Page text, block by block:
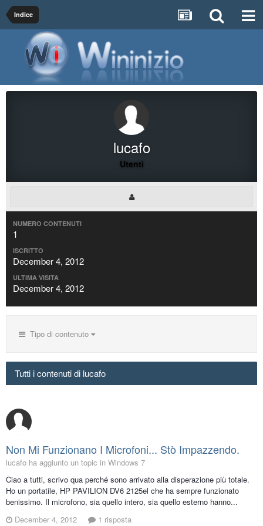
Indice
lucafo
Utenti
NUMERO CONTENUTI
1
ISCRITTO
December 4, 2012
ULTIMA VISITA
December 4, 2012
Tipo di contenuto
Tutti i contenuti di lucafo
Non Mi Funzionano I Microfoni... Stò Impazzendo.
lucafo ha aggiunto un topic in Windows 7
Ciao a tutti, scrivo qua perché sono arrivato alla disperazione più totale.
Ho un portatile, HP PAVILION DV6 2125el che ha sempre funzionato
benissimo. Il microfono, sia quello intero, sia quello esterno hanno...
December 4, 2012
1 risposta